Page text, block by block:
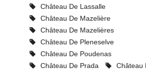
Château De Lassalle
Château De Mazelière
Château De Mazelières
Château De Pleneselve
Château De Poudenas
Château De Prada
Château